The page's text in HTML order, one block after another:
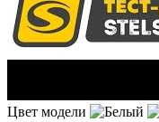
Цвет модели